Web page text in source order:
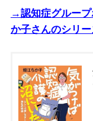
→認知症グループ
か子さんのシリ